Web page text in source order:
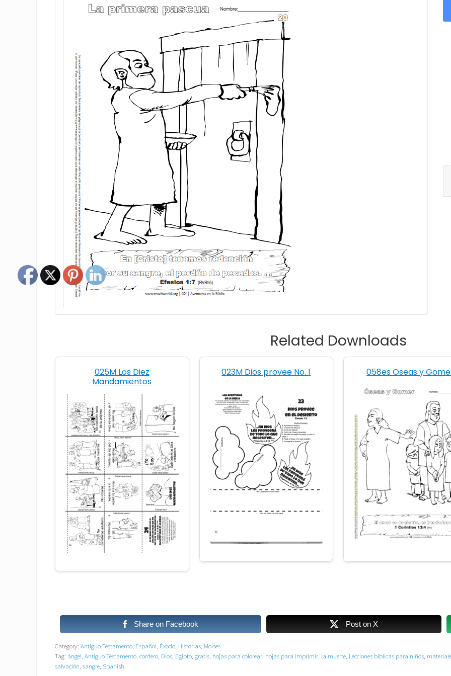
Related Downloads
025M Los Diez
Mandamientos
023M Dios provee No. 1 058es Oseas y
Share on Facebook Post on X
Category: Antiguo Testamento, Español, Éxodo, Historias, Moíses
Tag: ángel, Antiguo Testamento, cordero, Dios, Egipto, gratis, hojas para colorear, hojas para imprimir, la muerte, Lecciones biblicas para niños,
salvación, sangre, Spanish